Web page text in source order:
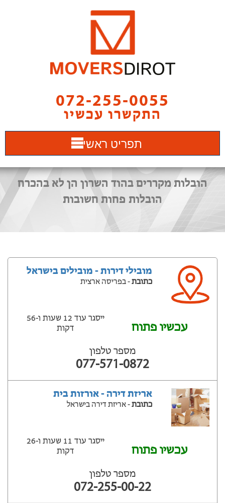
072-255-0055
התקשרו עכשיו
תפריט ראשי
הובלות מקררים בהוד השרון הן לא בהכרח
הובלות פחות חשובות
מובילי דירות - מובילים בישראל
כתובת- בפריסה ארצית
עכשיו פתוח
ייסגר עוד 12 שעות ‫ו-56
דקות
מספר טלפון
077-571-0872
אריזת דירה - אורזות בית
כתובת- אריזת דירה בישראל
עכשיו פתוח
ייסגר עוד 11 שעות ‫ו-26
דקות
מספר טלפון
072-255-00-22